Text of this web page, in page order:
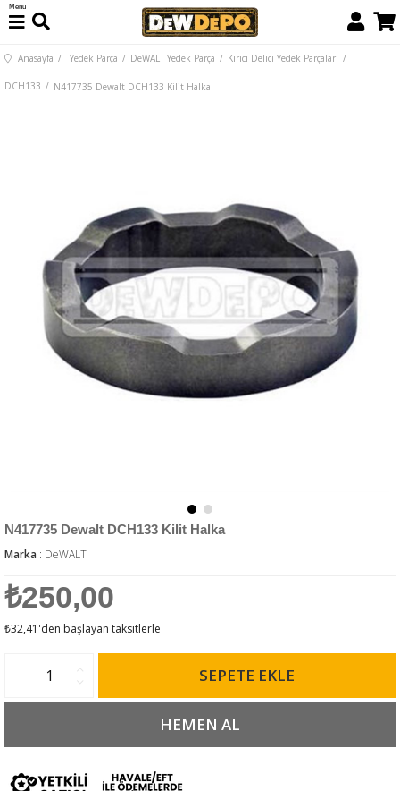
Menü
Anasayfa Yedek Parça DeWALT Yedek Parça Kırıcı Delici Yedek Parçaları
DCH133 N417735 Dewalt DCH133 Kilit Halka
N417735 Dewalt DCH133 Kilit Halka
Marka : DeWALT
₺250,00
₺32,41 'den başlayan taksitlerle